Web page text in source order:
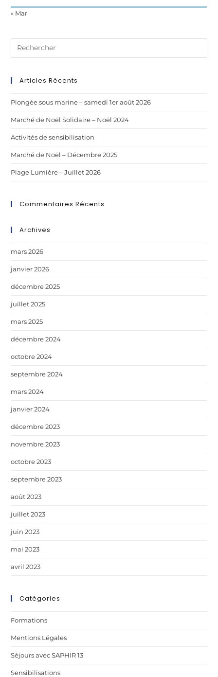
« Mar
Articles Récents
Plongée sous marine – samedi 1er août 2026
Marché de Noël Solidaire – Noël 2024
Activités de sensibilisation
Marché de Noël – Décembre 2025
Plage Lumière – Juillet 2026
Commentaires Récents
Archives
mars 2026
janvier 2026
décembre 2025
juillet 2025
mars 2025
décembre 2024
octobre 2024
septembre 2024
mars 2024
janvier 2024
décembre 2023
novembre 2023
octobre 2023
septembre 2023
août 2023
juillet 2023
juin 2023
mai 2023
avril 2023
Catégories
Formations
Mentions Légales
Séjours avec SAPHIR 13
Sensibilisations